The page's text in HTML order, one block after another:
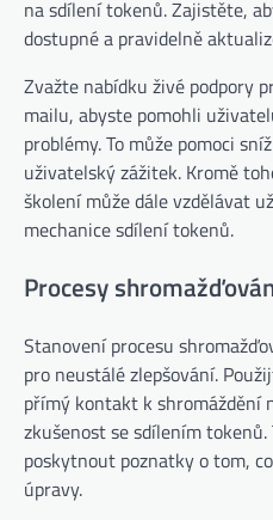
na sdílení tokenů. Zajistěte,
dostupné a pravidelně
Zvažte nabídku živé podpory
mailu, abyste pomohli
problémy. To může pomoci
uživatelský zážitek. Kromě
školení může dále vzdělávat
mechanice sdílení tokenů.
Procesy
Stanovení procesu
pro neustálé zlepšování.
přímý kontakt k shromáždění
zkušenost se sdílením
poskytnout poznatky o tom,
úpravy.